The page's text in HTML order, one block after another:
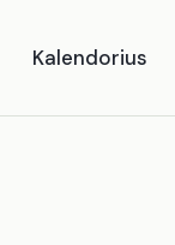
Kalendorius